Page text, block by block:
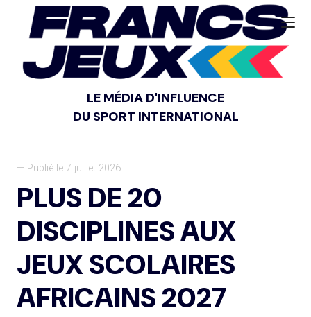
LE MÉDIA D'INFLUENCE
DU SPORT INTERNATIONAL
— Publié le 7 juillet 2026
PLUS DE 20
DISCIPLINES AUX
JEUX SCOLAIRES
AFRICAINS 2027